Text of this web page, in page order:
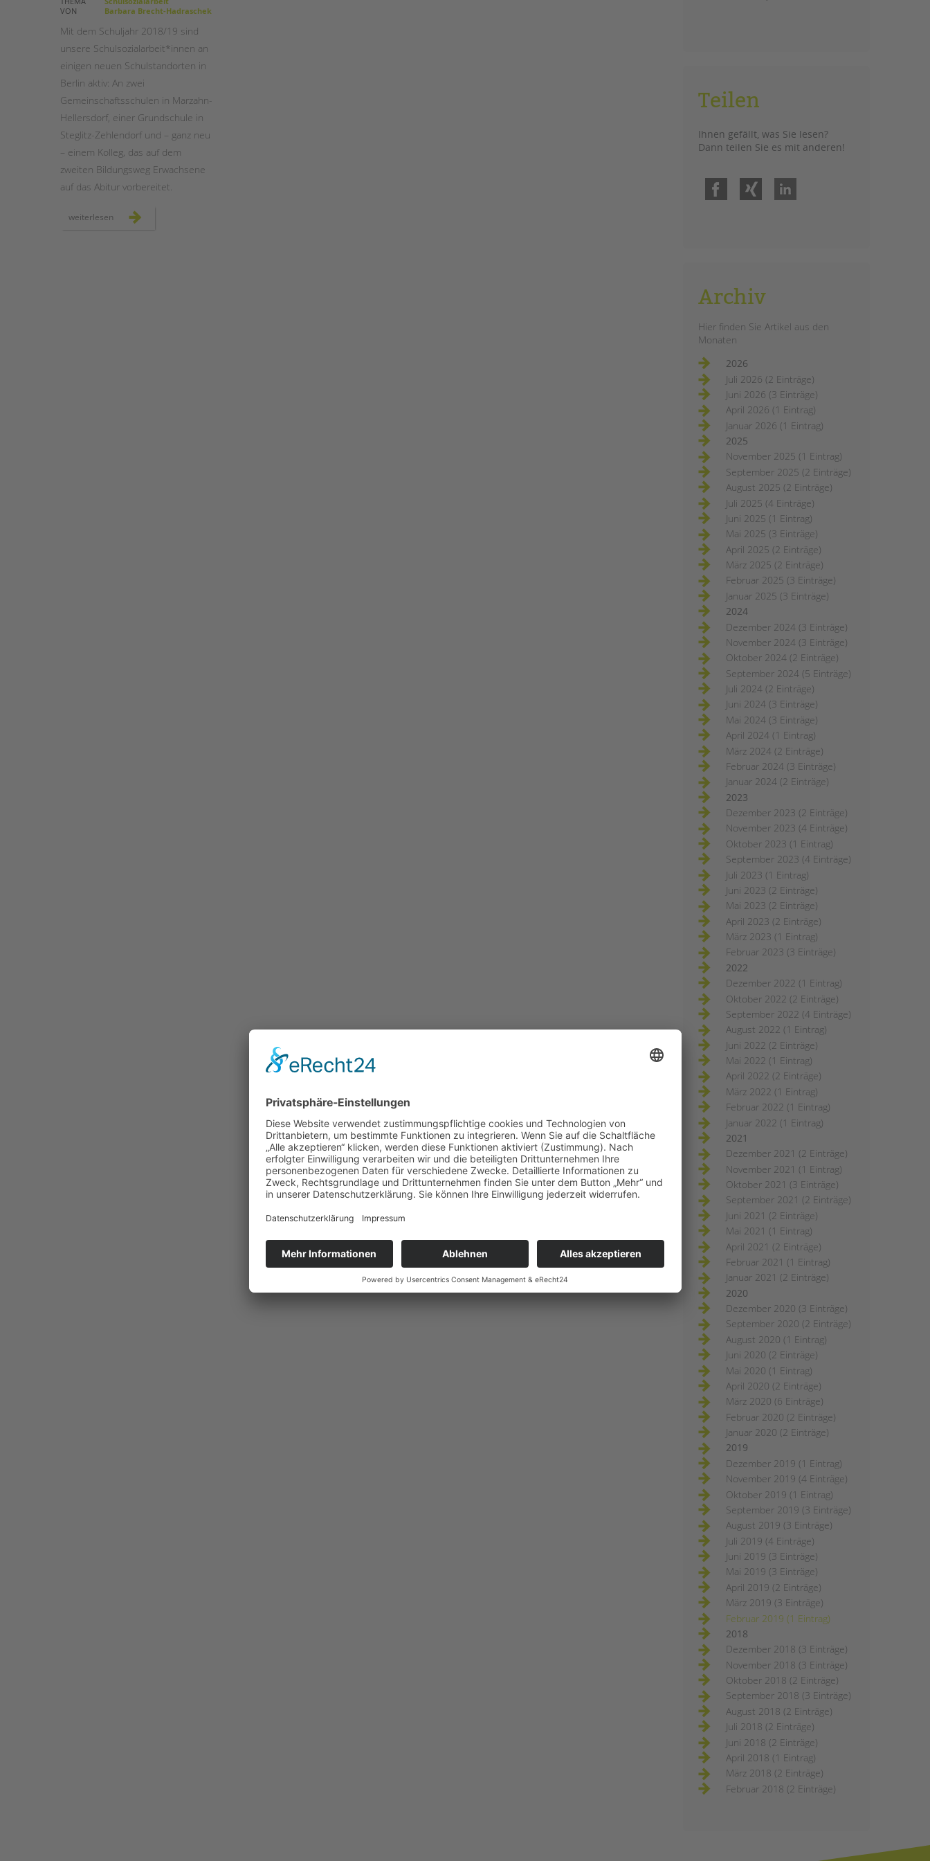
VON
Barbara Brecht-Hadraschek
Mit dem Schuljahr 2018/19 sind
unsere Schulsozialarbeit*innen an
einigen neuen Schulstandorten in
Berlin aktiv: An zwei
Gemeinschaftsschulen in Marzahn-
Hellersdorf, einer Grundschule in
Steglitz-Zehlendorf und – ganz neu
– einem Kolleg, das auf dem
zweiten Bildungsweg Erwachsene
auf das Abitur vorbereitet.
weiterlesen schulsozialarbeit:
Teilen
Ihnen gefällt, was Sie lesen?
Dann teilen Sie es mit anderen!
Facebook
Archiv
Hier finden Sie Artikel aus den
Monaten
2026
Juli 2026 (2 Einträge)
Juni 2026 (3 Einträge)
April 2026 (1 Eintrag)
Januar 2026 (1 Eintrag)
2025
November 2025 (1 Eintrag)
September 2025 (2 Einträge)
August 2025 (2 Einträge)
Juli 2025 (4 Einträge)
Juni 2025 (1 Eintrag)
Mai 2025 (3 Einträge)
April 2025 (2 Einträge)
März 2025 (2 Einträge)
Februar 2025 (3 Einträge)
Januar 2025 (3 Einträge)
2024
Dezember 2024 (3 Einträge)
November 2024 (3 Einträge)
Oktober 2024 (2 Einträge)
September 2024 (5 Einträge)
Juli 2024 (2 Einträge)
Juni 2024 (3 Einträge)
Mai 2024 (3 Einträge)
April 2024 (1 Eintrag)
März 2024 (2 Einträge)
Februar 2024 (3 Einträge)
Januar 2024 (2 Einträge)
2023
Dezember 2023 (2 Einträge)
November 2023 (4 Einträge)
Oktober 2023 (1 Eintrag)
September 2023 (4 Einträge)
Juli 2023 (1 Eintrag)
Juni 2023 (2 Einträge)
Mai 2023 (2 Einträge)
April 2023 (2 Einträge)
März 2023 (1 Eintrag)
Februar 2023 (3 Einträge)
2022
Dezember 2022 (1 Eintrag)
Oktober 2022 (2 Einträge)
September 2022 (4 Einträge)
August 2022 (1 Eintrag)
Juni 2022 (2 Einträge)
Mai 2022 (1 Eintrag)
April 2022 (2 Einträge)
März 2022 (1 Eintrag)
Februar 2022 (1 Eintrag)
Januar 2022 (1 Eintrag)
2021
Dezember 2021 (2 Einträge)
November 2021 (1 Eintrag)
Oktober 2021 (3 Einträge)
September 2021 (2 Einträge)
Juni 2021 (2 Einträge)
Mai 2021 (1 Eintrag)
April 2021 (2 Einträge)
Februar 2021 (1 Eintrag)
Januar 2021 (2 Einträge)
2020
Dezember 2020 (3 Einträge)
September 2020 (2 Einträge)
August 2020 (1 Eintrag)
Juni 2020 (2 Einträge)
Mai 2020 (1 Eintrag)
April 2020 (2 Einträge)
März 2020 (6 Einträge)
Februar 2020 (2 Einträge)
Januar 2020 (2 Einträge)
2019
Dezember 2019 (1 Eintrag)
November 2019 (4 Einträge)
Oktober 2019 (1 Eintrag)
September 2019 (3 Einträge)
August 2019 (3 Einträge)
Juli 2019 (4 Einträge)
Juni 2019 (3 Einträge)
Mai 2019 (3 Einträge)
April 2019 (2 Einträge)
März 2019 (3 Einträge)
Februar 2019 (1 Eintrag)
2018
Dezember 2018 (3 Einträge)
November 2018 (3 Einträge)
Oktober 2018 (2 Einträge)
September 2018 (3 Einträge)
August 2018 (2 Einträge)
Juli 2018 (2 Einträge)
Juni 2018 (2 Einträge)
April 2018 (1 Eintrag)
März 2018 (2 Einträge)
Februar 2018 (2 Einträge)